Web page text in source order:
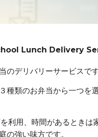
Lunch Delivery
のデリバリーサービスです
種類のお弁当から一つを
利用、時間があるときは
の強い味方です。